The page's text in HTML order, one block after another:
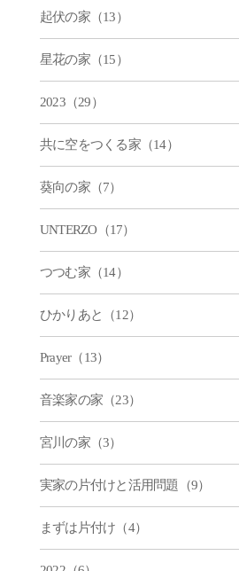
起伏の家（13）
星花の家（15）
2023（29）
共に空をつくる家（14）
葵向の家（7）
UNTERZO（17）
つつむ家（14）
ひかりあと（12）
Prayer（13）
音楽家の家（23）
宮川の家（3）
実家の片付けと活用問題（9）
まずは片付け（4）